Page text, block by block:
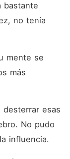
bastante
no tenía
mente se
más
desterrar esas
No pudo
influencia.